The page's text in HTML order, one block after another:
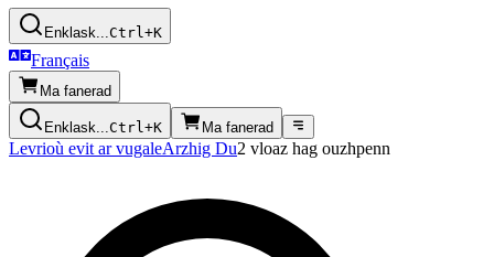
Enklask...Ctrl+K
Français
Ma fanerad
Enklask...Ctrl+K Ma fanerad
Levrioù evit ar vugaleArzhig Du2 vloaz hag ouzhpenn